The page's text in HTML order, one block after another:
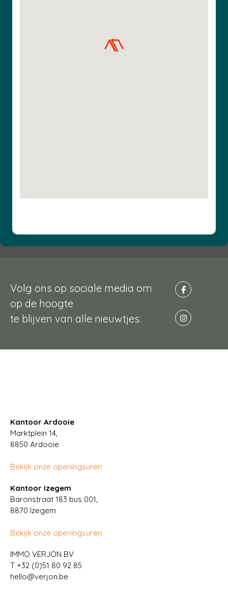
Volg ons op sociale media om
op de hoogte
te blijven van alle nieuwtjes.
Kantoor Ardooie
Marktplein 14,
8850 Ardooie
Bekijk onze openingsuren
Kantoor Izegem
Baronstraat 183 bus 001,
8870 Izegem
Bekijk onze openingsuren
IMMO VERJON BV
T +32 (0)51 80 92 85
hello@verjon.be